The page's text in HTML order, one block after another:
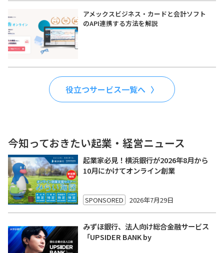
アメックスビジネス・カードと会計ソフト
のAPI連携する方法を解説
役立つサービス一覧へ
今知っておきたい起業・経営ニュース
起業家必見！横浜銀行が2026年8月から
10月にかけてオンライン創業
SPONSORED 2026年7月29日
みずほ銀行、法人向け総合金融サービス
「UPSIDER BANK by